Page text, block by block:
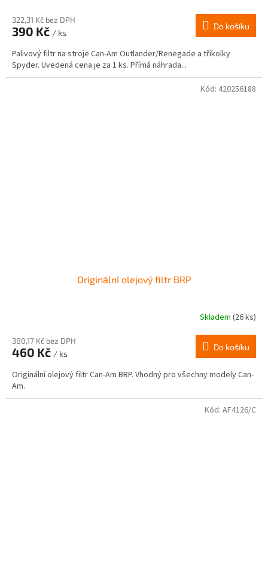
produktu
je
z
5
hvězdiček.
322,31 Kč bez DPH
390 Kč / ks
Do košíku
Palivový filtr na stroje Can-Am Outlander/Renegade a tříkolky
Spyder. Uvedená cena je za 1 ks. Přímá náhrada...
Originální olejový filtr BRP
Skladem (26 ks)
380,17 Kč bez DPH
460 Kč / ks
Do košíku
Originální olejový filtr Can-Am BRP. Vhodný pro všechny modely Can-
Am.
Kód: 420256188
Kód: AF4126/C